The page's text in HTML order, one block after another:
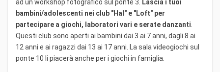
ad un workshop fotografico sul ponte 3.
Lascia i tuoi
bambini/adolescenti nei club "Hal" e "Loft" per
partecipare a giochi, laboratori vari e serate danzanti
Questi club sono aperti ai bambini dai 3 ai 7 anni, dagli 8 ai
12 anni e ai ragazzi dai 13 ai 17 anni. La sala videogiochi sul
ponte 10 li piacerà anche per i giochi in famiglia.